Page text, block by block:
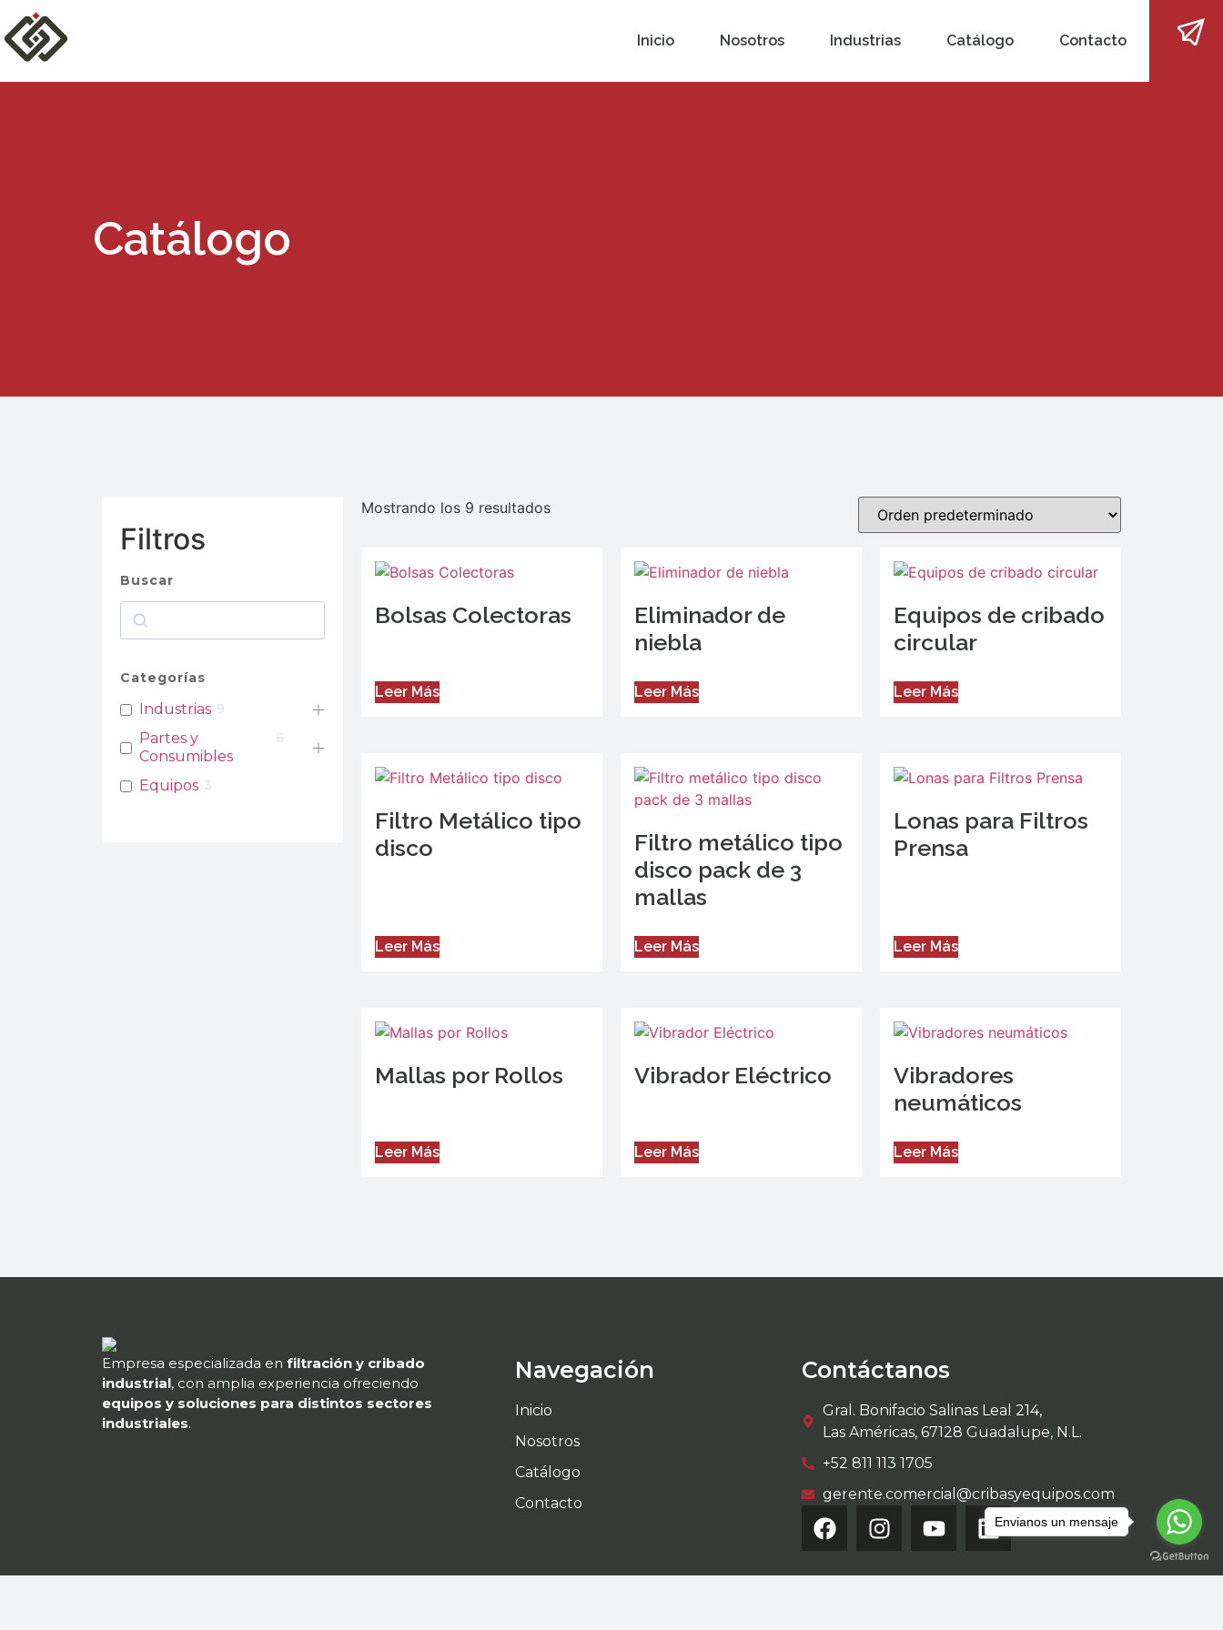
Inicio Nosotros Industrias Catálogo Contacto
Catálogo
Filtros
Buscar
Categorías
Industrias 9
Partes y
Consumibles
6
Equipos 3
Mostrando los 9 resultados
Bolsas Colectoras
Leer Más
Eliminador de
niebla
Leer Más
Equipos de cribado
circular
Leer Más
Filtro Metálico tipo
disco
Leer Más
Filtro metálico tipo
disco pack de 3
mallas
Leer Más
Lonas para Filtros
Prensa
Leer Más
Mallas por Rollos
Leer Más
Vibrador Eléctrico
Leer Más
Vibradores
neumáticos
Leer Más
Empresa especializada en filtración y cribado
industrial, con amplia experiencia ofreciendo
equipos y soluciones para distintos sectores
industriales.
Navegación
Inicio
Nosotros
Catálogo
Contacto
Contáctanos
Gral. Bonifacio Salinas Leal 214,
Las Américas, 67128 Guadalupe, N.L.
+52 811 113 1705
gerente.comercial@cribasyequipos.com
Envianos un mensaje